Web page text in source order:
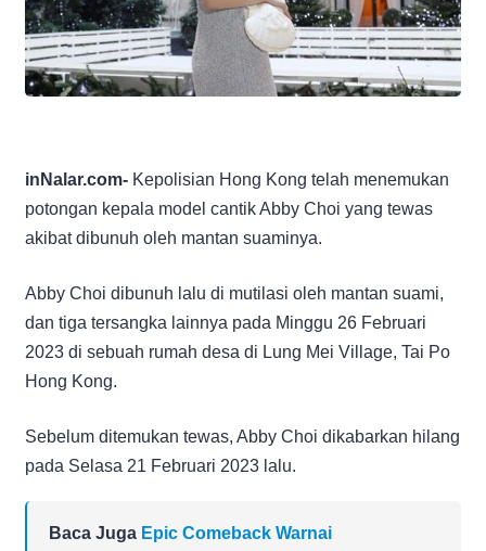
inNalar.com- Kepolisian Hong Kong telah menemukan
potongan kepala model cantik Abby Choi yang tewas
akibat dibunuh oleh mantan suaminya.
Abby Choi dibunuh lalu di mutilasi oleh mantan suami,
dan tiga tersangka lainnya pada Minggu 26 Februari
2023 di sebuah rumah desa di Lung Mei Village, Tai Po
Hong Kong.
Sebelum ditemukan tewas, Abby Choi dikabarkan hilang
pada Selasa 21 Februari 2023 lalu.
Baca Juga Epic Comeback Warnai